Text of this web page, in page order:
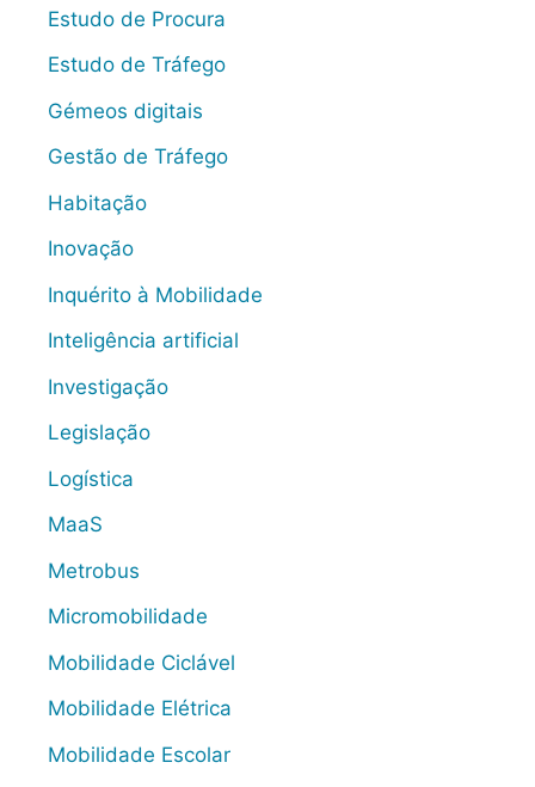
Estudo de Procura
Estudo de Tráfego
Gémeos digitais
Gestão de Tráfego
Habitação
Inovação
Inquérito à Mobilidade
Inteligência artificial
Investigação
Legislação
Logística
MaaS
Metrobus
Micromobilidade
Mobilidade Ciclável
Mobilidade Elétrica
Mobilidade Escolar